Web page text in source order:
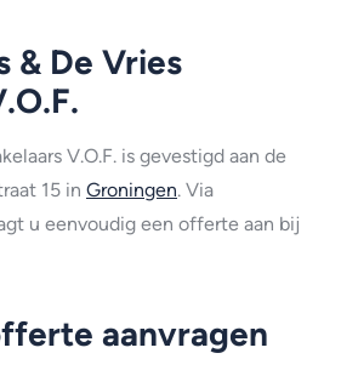
& De Vries
V.O.F. is gevestigd aan de
15 in Groningen. Via
u eenvoudig een offerte aan bij
aanvragen